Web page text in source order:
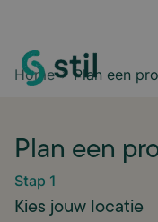
Home Plan een
Plan een
Stap 1
Kies jouw locatie